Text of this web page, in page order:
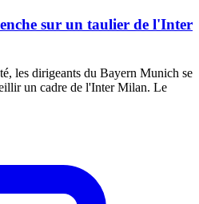
sur un taulier de l'Inter
les dirigeants du Bayern Munich se
un cadre de l'Inter Milan. Le